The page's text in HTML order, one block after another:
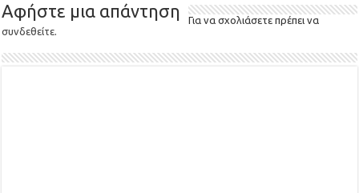
Αφήστε μια απάντηση
Για να σχολιάσετε πρέπει να
συνδεθείτε.